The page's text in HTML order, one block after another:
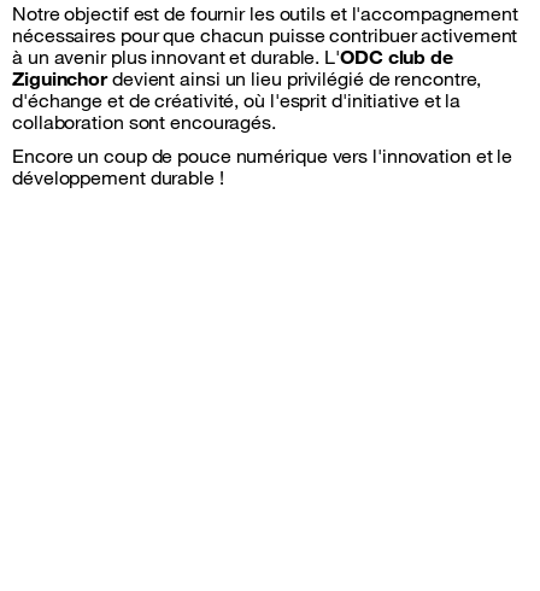
Notre objectif est de fournir les outils et l'accompagnement
nécessaires pour que chacun puisse contribuer activement
à un avenir plus innovant et durable. L'ODC club de
Ziguinchordevient ainsi un lieu privilégié de rencontre,
d'échange et de créativité, où l'esprit d'initiative et la
collaboration sont encouragés.
Encore un coup de pouce numérique vers l'innovation et le
développement durable !